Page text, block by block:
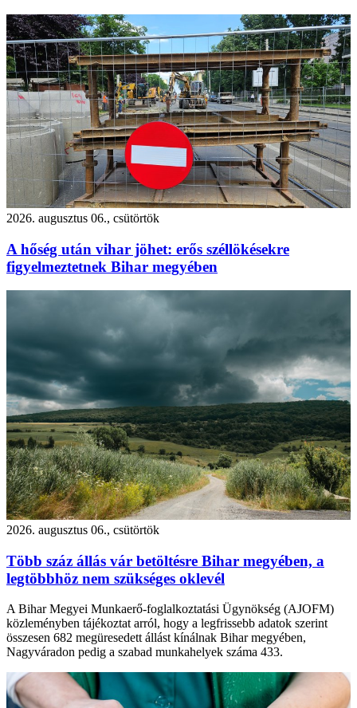
2026. augusztus 06., csütörtök
A hőség után vihar jöhet: erős széllökésekre
figyelmeztetnek Bihar megyében
2026. augusztus 06., csütörtök
Több száz állás vár betöltésre Bihar megyében, a
legtöbbhöz nem szükséges oklevél
A Bihar Megyei Munkaerő-foglalkoztatási Ügynökség (AJOFM)
közleményben tájékoztat arról, hogy a legfrissebb adatok szerint
összesen 682 megüresedett állást kínálnak Bihar megyében,
Nagyváradon pedig a szabad munkahelyek száma 433.